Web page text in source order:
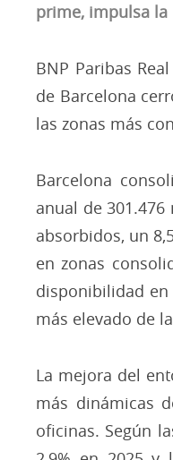
prime, impulsa la
BNP Paribas
de Barcelona
las zonas más
​Barcelona
anual de
absorbidos, un
en zonas
disponibilidad
más elevado de
​La mejora del
más dinámicas
oficinas. Según